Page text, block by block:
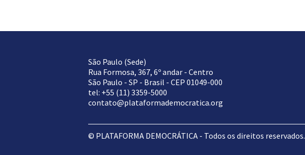
São Paulo (Sede)
Rua Formosa, 367, 6º andar - Centro
São Paulo - SP - Brasil - CEP 01049-000
tel: +55 (11) 3359-5000
contato@plataformademocratica.org
© PLATAFORMA DEMOCRÁTICA - Todos os direitos reservados.